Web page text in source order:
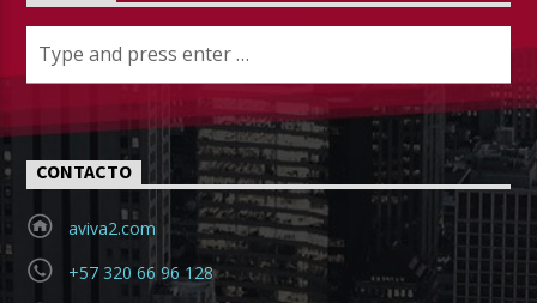
CONTACTO
aviva2.com
+57 320 66 96 128